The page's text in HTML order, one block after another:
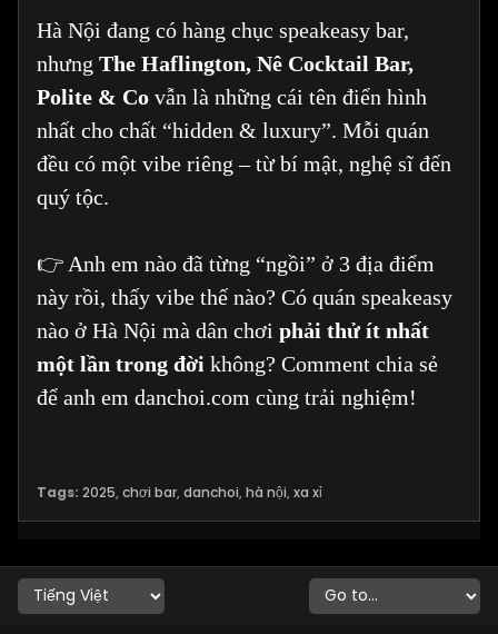
Hà Nội đang có hàng chục speakeasy bar,
nhưng The Haflington, Nê Cocktail Bar,
Polite & Co vẫn là những cái tên điển hình
nhất cho chất “hidden & luxury”. Mỗi quán
đều có một vibe riêng – từ bí mật, nghệ sĩ đến
quý tộc.
👉 Anh em nào đã từng “ngồi” ở 3 địa điểm
này rồi, thấy vibe thế nào? Có quán speakeasy
nào ở Hà Nội mà dân chơi phải thử ít nhất
một lần trong đời không? Comment chia sẻ
để anh em danchoi.com cùng trải nghiệm!
Tags: 2025, chơi bar, danchoi, hà nội, xa xỉ